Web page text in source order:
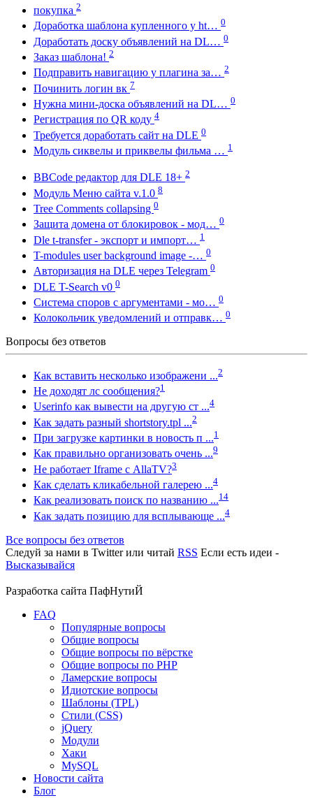
покупка 2
Доработка шаблона купленного у ht… 0
Доработать доску объявлений на DL… 0
Заказ шаблона! 2
Подправить навигацию у плагина за… 2
Починить логин вк 7
Нужна мини-доска объявлений на DL… 0
Регистрация по QR коду 4
Требуется доработать сайт на DLE 0
Модуль сиквелы и приквелы фильма … 1
BBCode редактор для DLE 18+ 2
Модуль Меню сайта v.1.0 8
Tree Comments collapsing 0
Защита домена от блокировок - мод… 0
Dle t-transfer - экспорт и импорт… 1
T-modules user background image -… 0
Авторизация на DLE через Telegram 0
DLE T-Search v0 0
Система споров с аргументами - мо… 0
Колокольчик уведомлений и отправк… 0
Вопросы без ответов
Как вставить несколько изображени ...2
Не доходят лс сообщения?1
Userinfo как вывести на другую ст ...4
Как задать разный shortstory.tpl ...2
При загрузке картинки в новость п ...1
Как правильно организовать очень ...9
Не работает Iframe с AllaTV?3
Как сделать кликабельной галерею ...4
Как реализовать поиск по названию ...14
Как задать позицию для всплывающе ...4
Все вопросы без ответов
Следуй за нами в Twitterили читай RSS Если есть идеи -
Высказывайся
Разработка сайта ПафНутиЙ
FAQ
Популярные вопросы
Общие вопросы
Общие вопросы по вёрстке
Общие вопросы по PHP
Ламерские вопросы
Идиотские вопросы
Шаблоны (TPL)
Стили (CSS)
jQuery
Модули
Хаки
MySQL
Новости сайта
Блог